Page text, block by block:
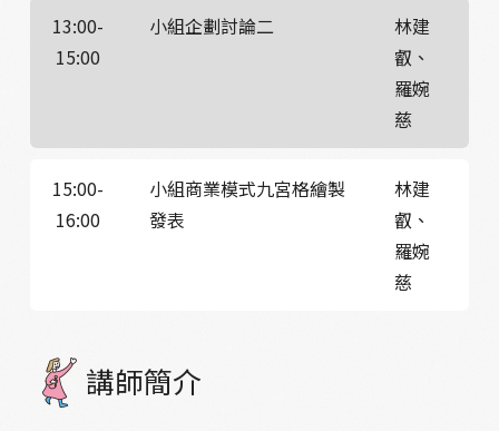
13:00-
15:00
小組企劃討論二
林建
叡、
羅婉
慈
15:00-
16:00
小組商業模式九宮格繪製
發表
林建
叡、
羅婉
慈
講師簡介